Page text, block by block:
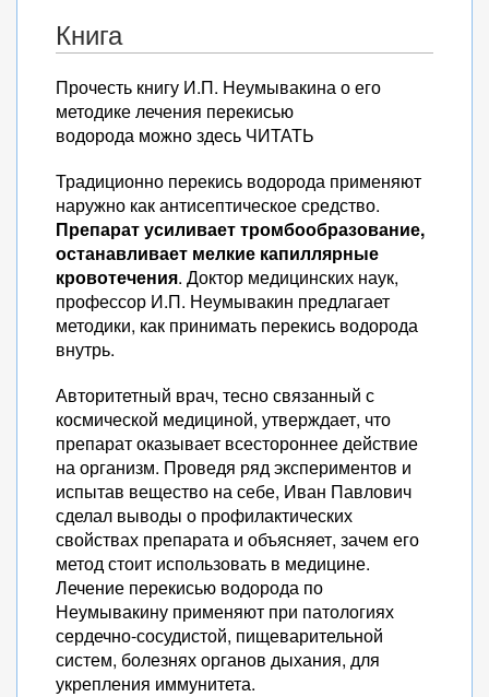
Книга
Прочесть книгу И.П. Неумывакина о его
методике лечения перекисью
водорода можно здесь ЧИТАТЬ
Традиционно перекись водорода применяют
наружно как антисептическое средство.
Препарат усиливает тромбообразование,
останавливает мелкие капиллярные
кровотечения. Доктор медицинских наук,
профессор И.П. Неумывакин предлагает
методики, как принимать перекись водорода
внутрь.
Авторитетный врач, тесно связанный с
космической медициной, утверждает, что
препарат оказывает всестороннее действие
на организм. Проведя ряд экспериментов и
испытав вещество на себе, Иван Павлович
сделал выводы о профилактических
свойствах препарата и объясняет, зачем его
метод стоит использовать в медицине.
Лечение перекисью водорода по
Неумывакину применяют при патологиях
сердечно-сосудистой, пищеварительной
систем, болезнях органов дыхания, для
укрепления иммунитета.